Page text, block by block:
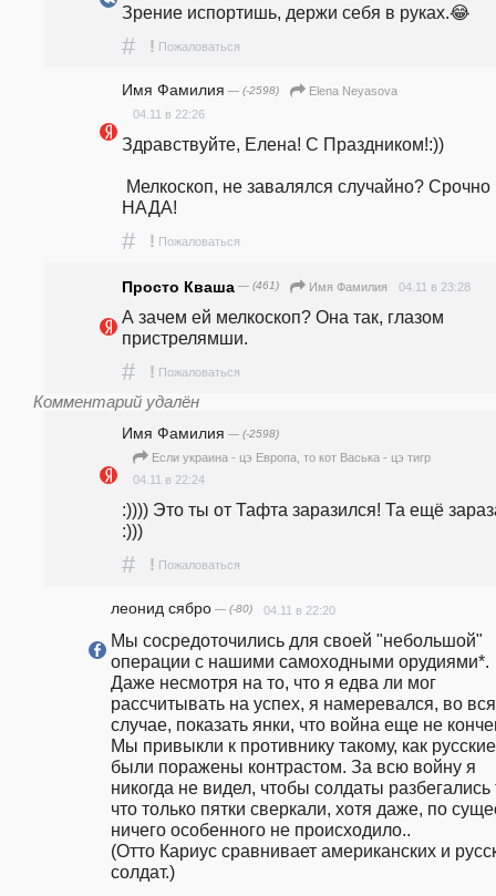
Зрение испортишь, держи себя в руках.😂
# ! Пожаловаться
Имя Фамилия — (-2598)
Elena Neyasova
04.11 в 22:26
Здравствуйте, Елена! С Праздником!:))
НАДА!
# ! Пожаловаться
Просто Кваша — (461) Имя Фамилия 04.11 в 23:28
А зачем ей мелкоскоп? Она так, глазом
пристрелямши.
# ! Пожаловаться
Комментарий удалён
Имя Фамилия — (-2598)
Если украина - цэ Европа, то кот Васька - цэ тигр
04.11 в 22:24
:)))) Это ты от Тафта заразился! Та ещё
:)))
# ! Пожаловаться
леонид сябро — (-80) 04.11 в 22:20
Мы сосредоточились для своей "небольшой"
операции с нашими самоходными орудиями*.
Даже несмотря на то, что я едва ли мог
рассчитывать на успех, я намеревался, во
случае, показать янки, что война еще не
Мы привыкли к противнику такому, как
были поражены контрастом. За всю войну я
никогда не видел, чтобы солдаты разбегались
что только пятки сверкали, хотя даже, по
ничего особенного не происходило..
(Отто Кариус сравнивает американских и
солдат.)